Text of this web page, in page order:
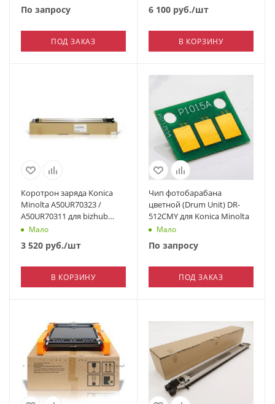
По запросу
ПОД ЗАКАЗ
6 100 руб./шт
В КОРЗИНУ
Коротрон заряда Konica
Minolta A50UR70323 /
A50UR70311 для bizhub
PRESS C1060
Мало
3 520 руб./шт
В КОРЗИНУ
Чип фотобарабана
цветной (Drum Unit) DR-
512CMY для Konica Minolta
Мало
По запросу
ПОД ЗАКАЗ